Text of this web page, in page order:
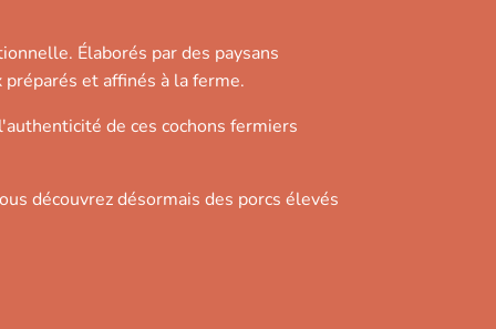
Élaborés par des paysans
et affinés à la ferme.
de ces cochons fermiers
découvrez désormais des porcs élevés